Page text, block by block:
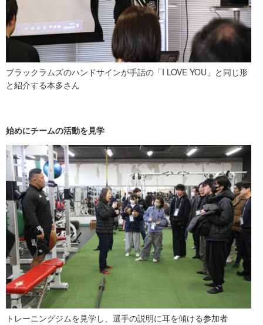
ブラックラムズのハンドサインが手話の「I LOVE YOU」と同じ形
と紹介する本多さん
始めにチームの活動を見学
トレーニングジムを見学し、選手の説明に耳を傾ける参加者